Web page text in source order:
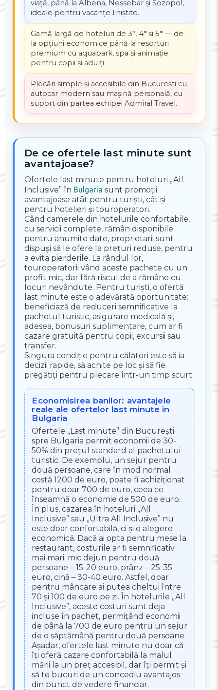
viață, până la Albena, Nessebar și Sozopol,
ideale pentru vacanțe liniștite.
Gamă largă de hoteluri de 3*, 4* și 5* — de
la opțiuni economice până la resorturi
premium cu aquapark, spa și animație
pentru copii și adulți.
Plecări simple și accesibile din București cu
autocar modern sau mașină personală, cu
suport din partea echipei Admiral Travel.
De ce ofertele last minute sunt
avantajoase?
Ofertele last minute pentru hoteluri „All
Inclusive” în Bulgaria sunt promoții
avantajoase atât pentru turiști, cât și
pentru hotelieri și touroperatori.
Când camerele din hotelurile confortabile,
cu servicii complete, rămân disponibile
pentru anumite date, proprietarii sunt
dispuși să le ofere la prețuri reduse, pentru
a evita pierderile. La rândul lor,
touroperatorii vând aceste pachete cu un
profit mic, dar fără riscul de a rămâne cu
locuri nevândute. Pentru turiști, o ofertă
last minute este o adevărată oportunitate:
beneficiază de reduceri semnificative la
pachetul turistic, asigurare medicală și,
adesea, bonusuri suplimentare, cum ar fi
cazare gratuită pentru copii, excursii sau
transfer.
Singura condiție pentru călători este să ia
decizii rapide, să achite pe loc și să fie
pregătiți pentru plecare într-un timp scurt.
Economisirea banilor: avantajele
reale ale ofertelor last minute în
Bulgaria
Ofertele „Last minute” din București
spre Bulgaria permit economii de 30-
50% din prețul standard al pachetului
turistic. De exemplu, un sejur pentru
două persoane, care în mod normal
costă 1200 de euro, poate fi achiziționat
pentru doar 700 de euro, ceea ce
înseamnă o economie de 500 de euro.
În plus, cazarea în hoteluri „All
Inclusive” sau „Ultra All Inclusive” nu
este doar confortabilă, ci și o alegere
economică. Dacă ai opta pentru mese la
restaurant, costurile ar fi semnificativ
mai mari: mic dejun pentru două
persoane – 15-20 euro, prânz – 25-35
euro, cină – 30-40 euro. Astfel, doar
pentru mâncare ai putea cheltui între
70 și 100 de euro pe zi. În hotelurile „All
Inclusive”, aceste costuri sunt deja
incluse în pachet, permițând economii
de până la 700 de euro pentru un sejur
de o săptămână pentru două persoane.
Așadar, ofertele last minute nu doar că
îți oferă cazare confortabilă la malul
mării la un preț accesibil, dar îți permit și
să te bucuri de un concediu avantajos
din punct de vedere financiar.